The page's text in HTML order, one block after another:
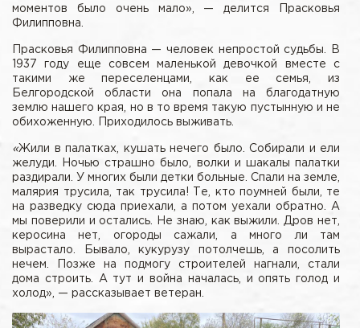
моментов было очень мало», — делится Прасковья
Филипповна.
Прасковья Филипповна — человек непростой судьбы. В
1937 году еще совсем маленькой девочкой вместе с
такими же переселенцами, как ее семья, из
Белгородской области она попала на благодатную
землю нашего края, но в то время такую пустынную и не
обихоженную. Приходилось выживать.
«Жили в палатках, кушать нечего было. Собирали и ели
желуди. Ночью страшно было, волки и шакалы палатки
раздирали. У многих были детки больные. Спали на земле,
малярия трусила, так трусила! Те, кто поумней были, те
на разведку сюда приехали, а потом уехали обратно. А
мы поверили и остались. Не знаю, как выжили. Дров нет,
керосина нет, огороды сажали, а много ли там
вырастало. Бывало, кукурузу потолчешь, а посолить
нечем. Позже на подмогу строителей нагнали, стали
дома строить. А тут и война началась, и опять голод и
холод», — рассказывает ветеран.